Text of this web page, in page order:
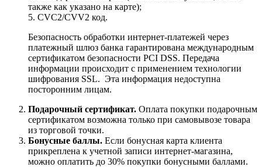
также как указано на карте);
5. CVC2/CVV2 код.
Безопасность обработки интернет-платежей через
платежный шлюз банка гарантирована международным
сертификатом безопасности PCI DSS. Передача
информации происходит с применением технологии
шифрования SSL. Эта информация недоступна
посторонним лицам.
Подарочный сертификат. Оплата покупки подарочным
сертификатом возможна только при самовывозе товара
из торговой точки.
Бонусные баллы. Если бонусная карта клиента
прикреплена к учетной записи интернет-магазина,
можно оплатить до 30% покупки бонусными баллами.